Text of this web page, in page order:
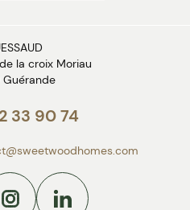
la croix Moriau
33 90 74
Instagram